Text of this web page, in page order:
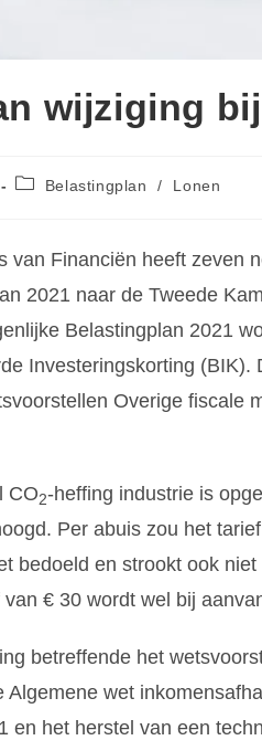
wijziging
Belastingplan / Lonen
van Financiën heeft zeven
2021 naar de Tweede
Belastingplan 2021
Investeringskorting (BIK).
Overige fiscale
CO2-heffing industrie is
Per abuis zou het
bedoeld en strookt ook
€ 30 wordt wel bij
betreffende het
Algemene wet
en het herstel van een